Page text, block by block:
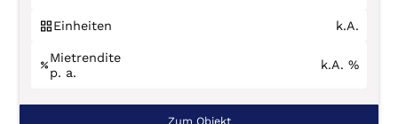
Einheiten k.A.
Mietrendite
p. a.
k.A. %
Zum Objekt